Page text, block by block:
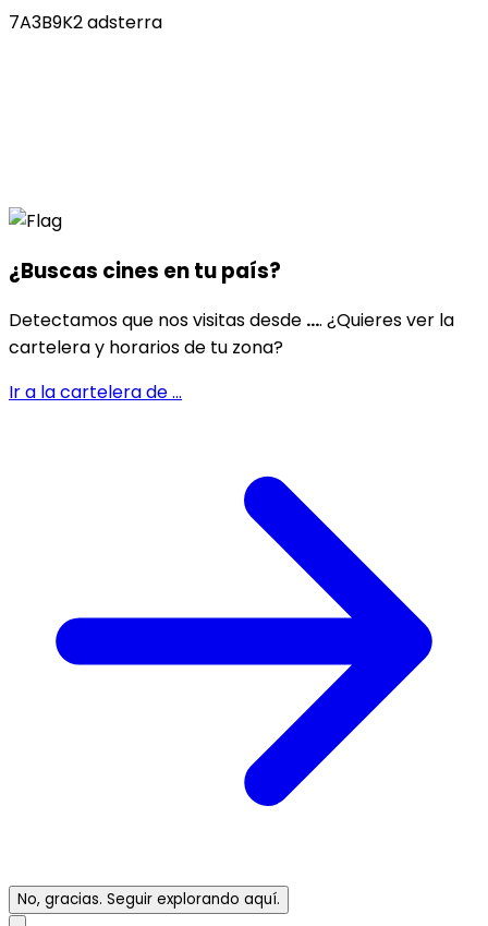
7A3B9K2 adsterra
¿Buscas cines entu país?
Detectamos que nos visitas desde .... ¿Quieres ver la
cartelera y horarios de tu zona?
Ir a la cartelera de...
No, gracias. Seguir explorando aquí.